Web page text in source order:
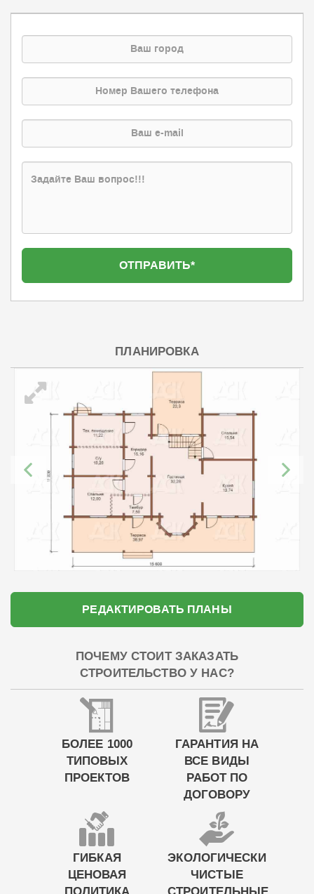
ПЛАНИРОВКА
РЕДАКТИРОВАТЬ ПЛАНЫ
ПОЧЕМУ СТОИТ ЗАКАЗАТЬ
СТРОИТЕЛЬСТВО У НАС?
БОЛЕЕ 1000
ТИПОВЫХ
ПРОЕКТОВ
ГАРАНТИЯ НА
ВСЕ ВИДЫ
РАБОТ ПО
ДОГОВОРУ
ГИБКАЯ
ЦЕНОВАЯ
ЭКОЛОГИЧЕСКИ
ЧИСТЫЕ